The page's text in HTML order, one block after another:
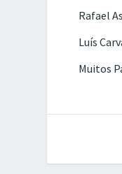
Rafael
Luís
Muitos